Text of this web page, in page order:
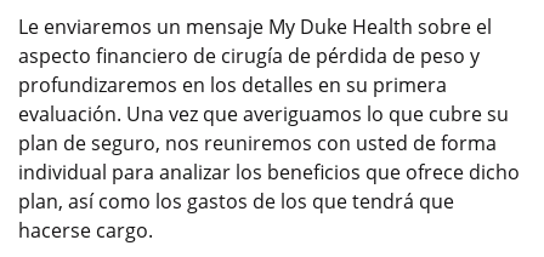
Le enviaremos un mensaje My Duke Health sobre el
aspecto financiero de cirugía de pérdida de peso y
profundizaremos en los detalles en su primera
evaluación. Una vez que averiguamos lo que cubre su
plan de seguro, nos reuniremos con usted de forma
individual para analizar los beneficios que ofrece dicho
plan, así como los gastos de los que tendrá que
hacerse cargo.